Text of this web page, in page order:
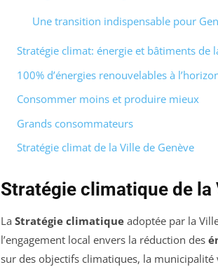
Une transition indispensable pour
Stratégie climat: énergie et bâtiments de
100% d’énergies renouvelables à
Consommer moins et produire mieux
Grands consommateurs
Stratégie climat de la Ville de Genève
Stratégie climatique de la
La Stratégie climatique adoptée par la
l’engagement local envers la réduction des
sur des objectifs climatiques, la